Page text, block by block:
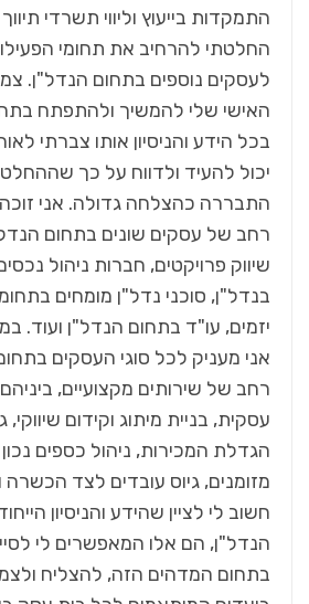
התמקדות בייעוץ וליווי תשרדי
החלטתי להרחיב את תחומי
לעסקים נוספים בתחום הנדל"ן.
האישי שלי להמשיך ולהתפתח
בכל הידע והניסיון אותו צברתי
יכול להעיד ולדווח על כך
התבררה כהצלחה גדולה. אני זוכה
רחב של עסקים שונים בתחום
שיווק פרויקטים, חברות ניהול
בנדל"ן, סוכני נדל"ן מומחים
יזמים, עו"ד בתחום הנדל"ן ועוד.
אני מעניק לכל סוגי העסקים
רחב של שירותים מקצועיים,
עסקית, בניית מיתוג וקידום שיווקי,
הגדלת המכירות, ניהול כספים נכון
מזומנים, גיוס עובדים לצד הכשרה
חשוב לי לציין שהידע והניסיון
הנדל"ן, הם אלו המאפשרים לי
בתחום המדהים הזה, להצליח